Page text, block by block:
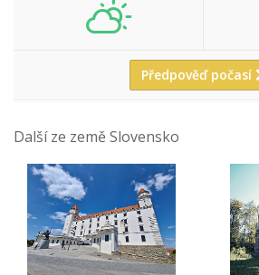
Předpověď počasí
Další ze země Slovensko